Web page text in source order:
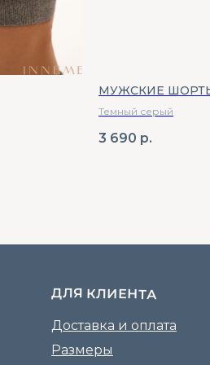
МУЖСКИЕ ШОРТЫ
Темный серый
3 690 р.
Доставка и оплата
ДЛЯ КЛИЕНТА
Размеры